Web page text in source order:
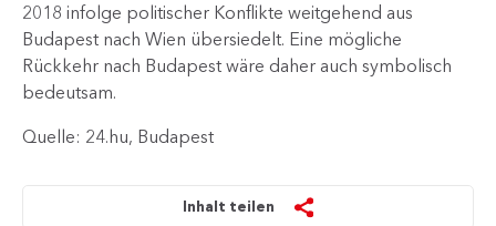
2018 infolge politischer Konflikte weitgehend aus
Budapest nach Wien übersiedelt. Eine mögliche
Rückkehr nach Budapest wäre daher auch symbolisch
bedeutsam.
Quelle: 24.hu, Budapest
Inhalt teilen